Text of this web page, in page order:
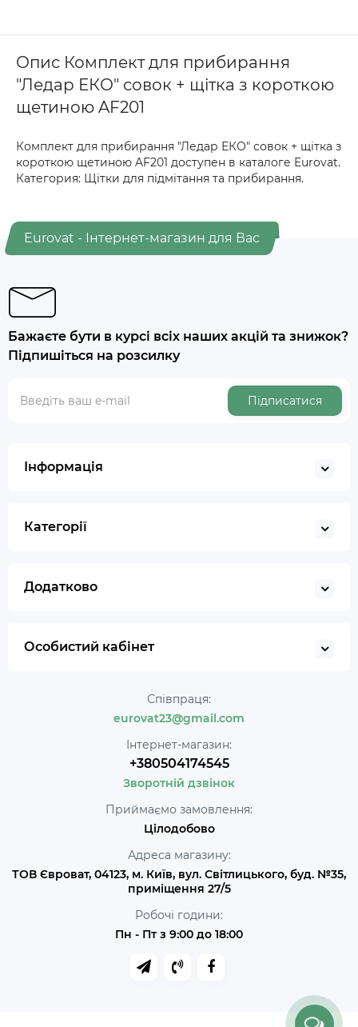
Опис Комплект для прибирання
"Ледар ЕКО" совок + щітка з короткою
щетиною AF201
Комплект для прибирання "Ледар ЕКО" совок + щітка з
короткою щетиною AF201 доступен в каталоге Eurovat.
Категория: Щітки для підмітання та прибирання.
Eurovat - Інтернет-магазин для Вас
Бажаєте бути в курсі всіх наших акцій та знижок?
Підпишіться на розсилку
Підписатися
Інформація
Категорії
Додатково
Особистий кабінет
Співпраця:
eurovat23@gmail.com
Інтернет-магазин:
+380504174545
Зворотній дзвінок
Приймаємо замовлення:
Цілодобово
Адреса магазину:
ТОВ Євроват, 04123, м. Київ, вул. Світлицького, буд. №35,
приміщення 27/5
Робочі години:
Пн - Пт з 9:00 до 18:00